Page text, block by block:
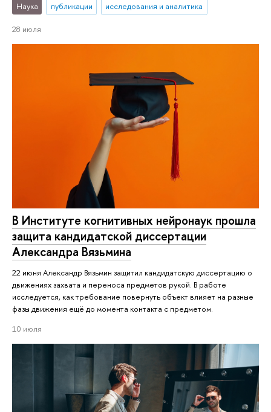
Наука публикации исследования и аналитика
28 июля
В Институте когнитивных нейронаук прошла
защита кандидатской диссертации
Александра Вязьмина
22 июня Александр Вязьмин защитил кандидатскую диссертацию о
движениях захвата и переноса предметов рукой. В работе
исследуется, как требование повернуть объект влияет на разные
фазы движения ещё до момента контакта с предметом.
10 июля